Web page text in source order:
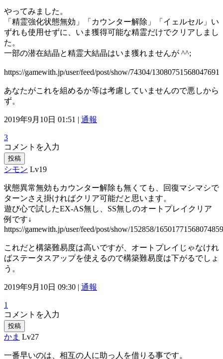
やってみました。
「精霊強化状態無効」「カウンター解除」「イェルセル」い
ずれも使用せずに、いま獲得可能な精霊だけでクリアしまし
た。
一部の潜在結晶と精霊大結晶はいま獲れませんが ^^;
https://gamewith.jp/user/feed/post/show/74304/13080751568047691
あなたがこれを組めるか等は考慮していませんので悪しから
ず。
2019年9月10日 01:51 | 通報
3
コメントを入力
投稿
シモン Lv19
状態異常無効もカウンター解除も無くても、回復マシマシで
ターンさえ掛ければクリア可能だと思います。
遊び心で試したEX-AS無し、SS無しのオートプレイクリア
例です↓
https://gamewith.jp/user/feed/post/show/152858/16501771568074859
これだと構築難易度は高いですが、オートプレイじゃなけれ
ばステータスアップを使えるので構築難易度は下がるでしょ
う。
2019年9月10日 09:30 | 通報
1
コメントを入力
投稿
かま Lv27
一番早いのは、相互の人に助っ人を借りる事です。